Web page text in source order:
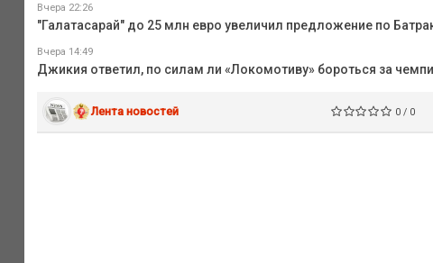
Вчера 22:26
"Галатасарай" до 25 млн евро увеличил предложение по
Вчера 14:49
Джикия ответил, по силам ли «Локомотиву» бороться за
Лента новостей 0 / 0